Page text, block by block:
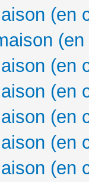
(en
(en
(en
(en
(en
(en